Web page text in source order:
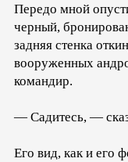
Передо мной
черный,
задняя стенка
вооруженных
командир.
— Садитесь, —
Его вид, как и его